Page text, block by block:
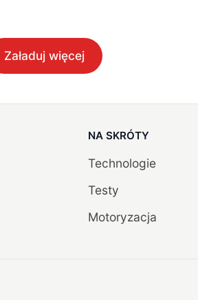
Załaduj więcej
NA SKRÓTY
Technologie
Testy
Motoryzacja